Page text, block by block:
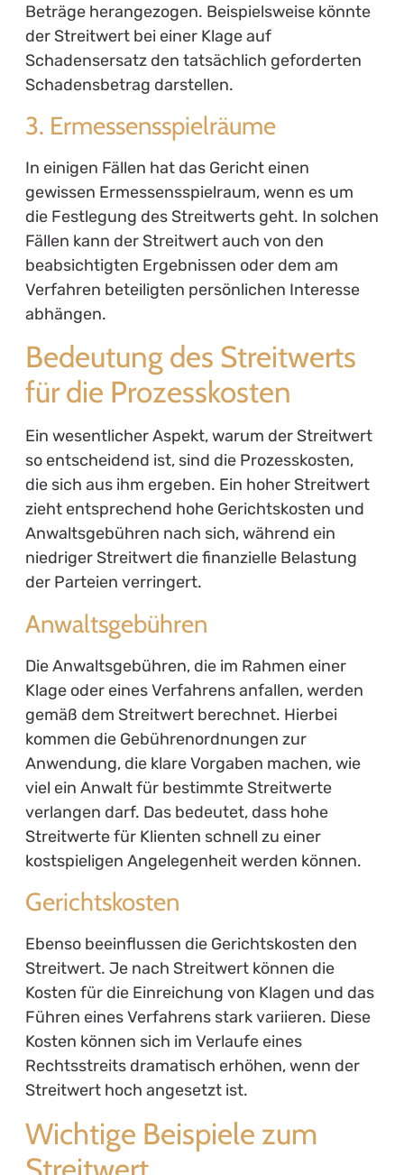
Beträge herangezogen. Beispielsweise könnte
der Streitwert bei einer Klage auf
Schadensersatz den tatsächlich geforderten
Schadensbetrag darstellen.
3. Ermessensspielräume
In einigen Fällen hat das Gericht einen
gewissen Ermessensspielraum, wenn es um
die Festlegung des Streitwerts geht. In solchen
Fällen kann der Streitwert auch von den
beabsichtigten Ergebnissen oder dem am
Verfahren beteiligten persönlichen Interesse
abhängen.
Bedeutung des Streitwerts
für die Prozesskosten
Ein wesentlicher Aspekt, warum der Streitwert
so entscheidend ist, sind die Prozesskosten,
die sich aus ihm ergeben. Ein hoher Streitwert
zieht entsprechend hohe Gerichtskosten und
Anwaltsgebühren nach sich, während ein
niedriger Streitwert die finanzielle Belastung
der Parteien verringert.
Anwaltsgebühren
Die Anwaltsgebühren, die im Rahmen einer
Klage oder eines Verfahrens anfallen, werden
gemäß dem Streitwert berechnet. Hierbei
kommen die Gebührenordnungen zur
Anwendung, die klare Vorgaben machen, wie
viel ein Anwalt für bestimmte Streitwerte
verlangen darf. Das bedeutet, dass hohe
Streitwerte für Klienten schnell zu einer
kostspieligen Angelegenheit werden können.
Gerichtskosten
Ebenso beeinflussen die Gerichtskosten den
Streitwert. Je nach Streitwert können die
Kosten für die Einreichung von Klagen und das
Führen eines Verfahrens stark variieren. Diese
Kosten können sich im Verlaufe eines
Rechtsstreits dramatisch erhöhen, wenn der
Streitwert hoch angesetzt ist.
Wichtige Beispiele zum